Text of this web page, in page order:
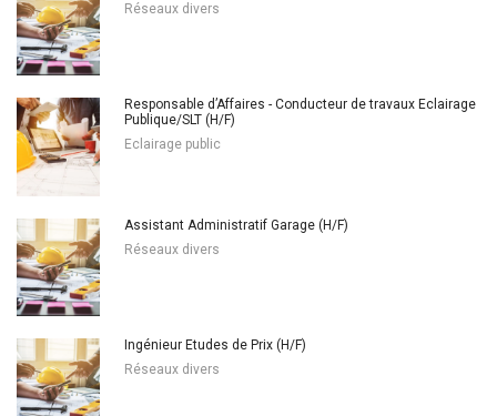
Réseaux divers
Responsable d’Affaires - Conducteur de travaux Eclairage
Publique/SLT (H/F)
Eclairage public
Assistant Administratif Garage (H/F)
Réseaux divers
Ingénieur Etudes de Prix (H/F)
Réseaux divers